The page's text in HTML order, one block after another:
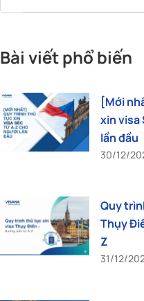
Bài viết phổ biến
[Mới
xin visa
lần đầu
30/12/
Quy
Thụy
Z
31/12/